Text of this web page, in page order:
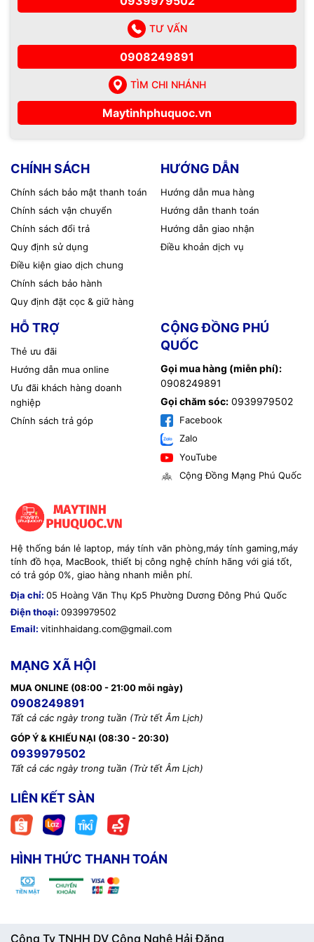
🕗 Giờ làm việc: 8h00 – 20h00 (Trừ Chủ Nhật)
#CameraLoiNguon #DauGhiKhongLenNguon #CameraTuTat
#BaoTriCamera #SuaCameraPhuQuoc #ViTinhHaiDang
#BaoTriHeThongCamera #NguonCamera
TƯ VẤN
0908249891
TÌM CHI NHÁNH
Maytinhphuquoc.vn
CHÍNH SÁCH
Chính sách bảo mật thanh toán
Chính sách vận chuyển
Chính sách đổi trả
Quy định sử dụng
Điều kiện giao dịch chung
Chính sách bảo hành
Quy định đặt cọc & giữ hàng
HƯỚNG DẪN
Hướng dẫn mua hàng
Hướng dẫn thanh toán
Hướng dẫn giao nhận
Điều khoản dịch vụ
HỖ TRỢ
Thẻ ưu đãi
Hướng dẫn mua online
Ưu đãi khách hàng doanh
nghiệp
Chính sách trả góp
CỘNG ĐỒNG PHÚ
QUỐC
Gọi mua hàng (miễn phí):
0908249891
Gọi chăm sóc: 0939979502
Facebook
Zalo
YouTube
Cộng Đồng Mạng Phú Quốc
Hệ thống bán lẻ laptop, máy tính văn phòng,máy tính gaming,máy
tính đồ họa, MacBook, thiết bị công nghệ chính hãng với giá tốt,
có trả góp 0%, giao hàng nhanh miễn phí.
Địa chỉ: 05 Hoàng Văn Thụ Kp5 Phường Dương Đông Phú Quốc
Điện thoại: 0939979502
Email: vitinhhaidang.com@gmail.com
MẠNG XÃ HỘI
MUA ONLINE (08:00 - 21:00 mỗi ngày)
0908249891
Tất cả các ngày trong tuần (Trừ tết Âm Lịch)
GÓP Ý & KHIẾU NẠI (08:30 - 20:30)
0939979502
Tất cả các ngày trong tuần (Trừ tết Âm Lịch)
LIÊN KẾT SÀN
HÌNH THỨC THANH TOÁN
Công Ty TNHH DV Công Nghệ Hải Đăng